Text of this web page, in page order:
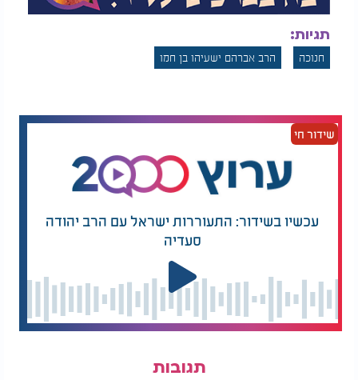
תגיות:
חנוכה הרב אברהם ישעיהו בן חמו
שידור חי
עכשיו בשידור: התעוררות ישראל עם הרב יהודה
סעדיה
תגובות